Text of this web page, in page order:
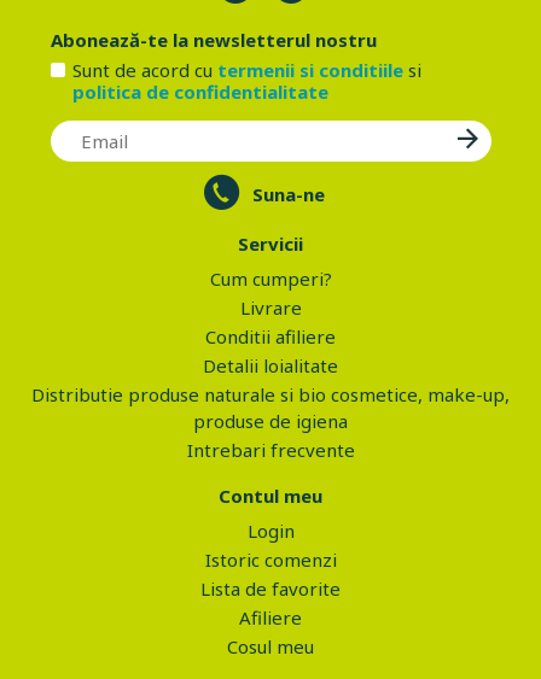
Abonează-te la newsletterul nostru
Sunt de acord cu termenii si conditiilesi
politica de confidentialitate
Suna-ne
Servicii
Cum cumperi?
Livrare
Conditii afiliere
Detalii loialitate
Distributie produse naturale si bio cosmetice, make-up,
produse de igiena
Intrebari frecvente
Contul meu
Login
Istoric comenzi
Lista de favorite
Afiliere
Cosul meu